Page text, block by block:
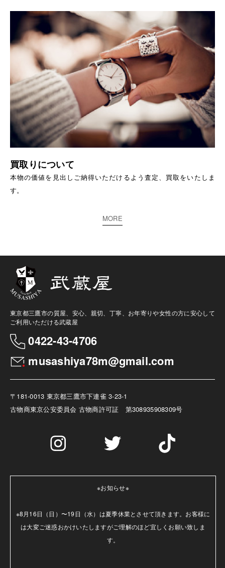
買取りについて
本物の価値を見出しご納得いただけるよう査定、買取をいたしま
す。
MORE
東京都三鷹市の質屋、安心、親切、丁寧、お年寄りや女性の方に安心して
ご利用いただける武蔵屋
0422-43-4706
musashiya78m@gmail.com
〒181-0013 東京都三鷹市下連雀 3-23-1
古物商東京公安委員会 古物商許可証 第308935908309号
※お知らせ※
※8月16日（日）〜19日（水）は夏季休業とさせて頂きます。お客様に
は大変ご迷惑おかけいたしますがご理解のほど宜しくお願い致しま
す。